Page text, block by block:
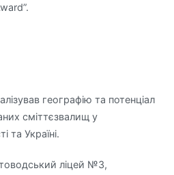
географію та потенціал
сміттєзвалищ у
та Україні.
ліцей №3,